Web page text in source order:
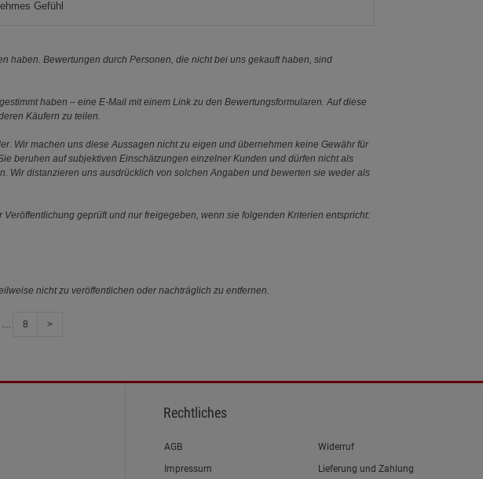
Gefühl
haben. Bewertungen durch Personen, die nicht bei uns gekauft haben, sind
haben – eine E-Mail mit einem Link zu den Bewertungsformularen. Auf diese
Käufern zu teilen.
Wir machen uns diese Aussagen nicht zu eigen und übernehmen keine Gewähr für
beruhen auf subjektiven Einschätzungen einzelner Kunden und dürfen nicht als
Wir distanzieren uns ausdrücklich von solchen Angaben und bewerten sie weder als
geprüft und nur freigegeben, wenn sie folgenden Kriterien entspricht:
nicht zu veröffentlichen oder nachträglich zu entfernen.
8 >
Rechtliches
Link zum/zur
AGB
Link zum/zur
Impressum
Widerruf
Lieferung und Zahlung